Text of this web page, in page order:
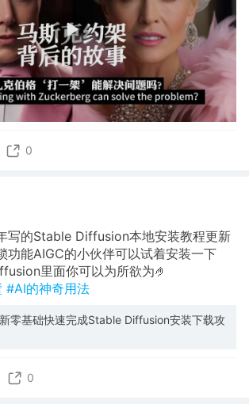
0
写的Stable Diffusion本地安装教程更新
功能AIGC的小伙伴可以试着安装一下
里面你可以为所欲为🤌
#AI的神奇用法
零基础快速完成Stable Diffusion安装下载攻
0